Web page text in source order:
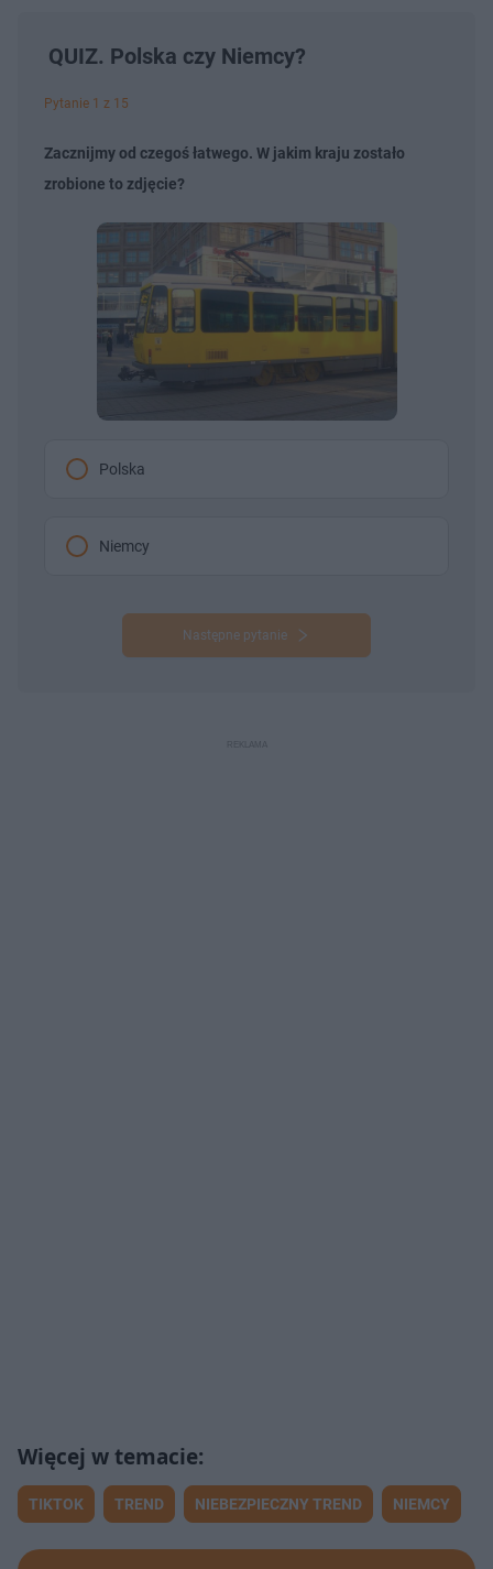
QUIZ. Polska czy Niemcy?
Pytanie 1 z 15
Zacznijmy od czegoś łatwego. W jakim kraju zostało
zrobione to zdjęcie?
Polska
Niemcy
Następne pytanie
TIKTOK TREND NIEBEZPIECZNY TREND NIEMCY